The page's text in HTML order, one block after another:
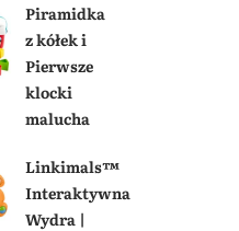
Piramidka
z kółek i
Pierwsze
klocki
malucha
Linkimals™
Interaktywna
Wydra |